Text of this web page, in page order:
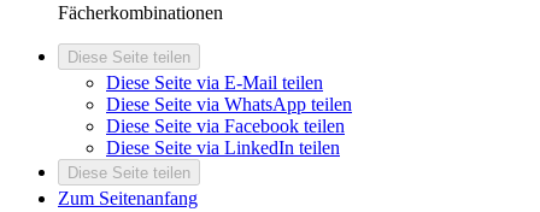
Fächerkombinationen
Diese Seite teilen
Diese Seite via E-Mail teilen
Diese Seite via WhatsApp teilen
Diese Seite via Facebook teilen
Diese Seite via LinkedIn teilen
Diese Seite teilen
Zum Seitenanfang